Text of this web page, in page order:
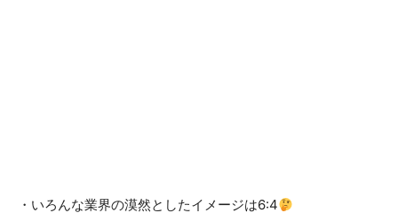
・いろんな業界の漠然としたイメージは6:4